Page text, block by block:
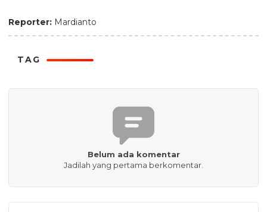
Reporter: Mardianto
TAG
Belum ada komentar
Jadilah yang pertama berkomentar.